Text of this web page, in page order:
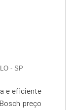
- SP
e eficiente
preço